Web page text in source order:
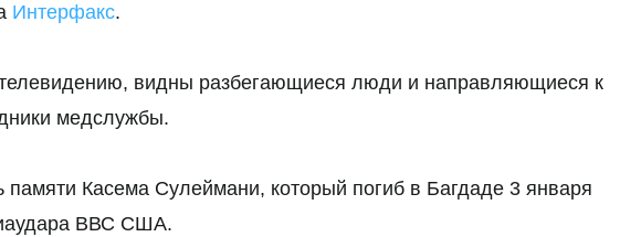
Интерфакс.
видны разбегающиеся люди и направляющиеся к
медслужбы.
Касема Сулеймани, который погиб в Багдаде 3 января
ВВС США.